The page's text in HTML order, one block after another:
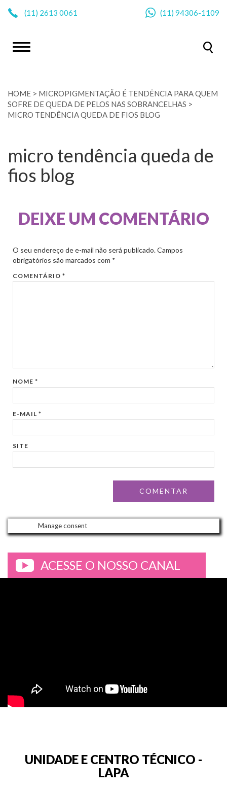
(11) 2613 0061 (11) 94306-1109
HOME > MICROPIGMENTAÇÃO É TENDÊNCIA PARA QUEM
SOFRE DE QUEDA DE PELOS NAS SOBRANCELHAS >
MICRO TENDÊNCIA QUEDA DE FIOS BLOG
micro tendência queda de
fios blog
DEIXE UM COMENTÁRIO
O seu endereço de e-mail não será publicado. Campos
obrigatórios são marcados com *
COMENTÁRIO*
NOME*
E-MAIL*
SITE
Manage consent
ACESSE O NOSSO CANAL
UNIDADE E CENTRO TÉCNICO -
LAPA